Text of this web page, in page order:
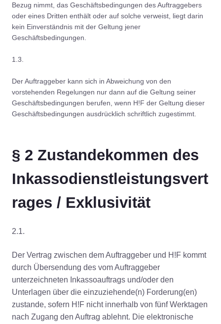
Bezug nimmt, das Geschäftsbedingungen des Auftraggebers
oder eines Dritten enthält oder auf solche verweist, liegt darin
kein Einverständnis mit der Geltung jener
Geschäftsbedingungen.
1.3.
Der Auftraggeber kann sich in Abweichung von den
vorstehenden Regelungen nur dann auf die Geltung seiner
Geschäftsbedingungen berufen, wenn H!F der Geltung dieser
Geschäftsbedingungen ausdrücklich schriftlich zugestimmt.
§ 2 Zustandekommen des
Inkassodienstleistungsvert
rages / Exklusivität
2.1.
Der Vertrag zwischen dem Auftraggeber und H!F kommt
durch Übersendung des vom Auftraggeber
unterzeichneten Inkassoauftrags und/oder den
Unterlagen über die einzuziehende(n) Forderung(en)
zustande, sofern H!F nicht innerhalb von fünf Werktagen
nach Zugang den Auftrag ablehnt. Die elektronische